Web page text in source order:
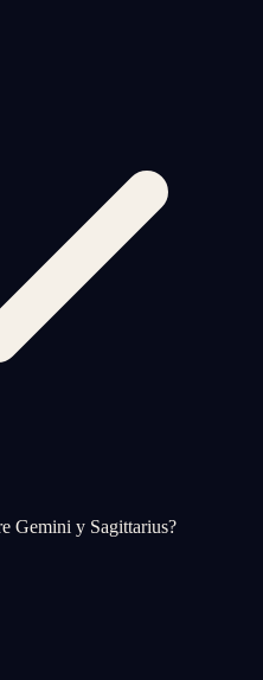
Gemini y Sagittarius?